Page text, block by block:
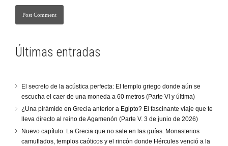
Últimas entradas
El secreto de la acústica perfecta: El templo griego donde aún se
escucha el caer de una moneda a 60 metros (Parte VI y última)
¿Una pirámide en Grecia anterior a Egipto? El fascinante viaje que te
lleva directo al reino de Agamenón (Parte V. 3 de junio de 2026)
Nuevo capítulo: La Grecia que no sale en las guías: Monasterios
camuflados, templos caóticos y el rincón donde Hércules venció a la